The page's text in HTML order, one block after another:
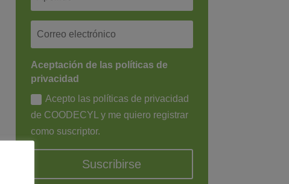
Aceptación de las políticas de
privacidad
Acepto las políticas de privacidad
de COODECYL y me quiero registrar
como suscriptor.
Suscribirse